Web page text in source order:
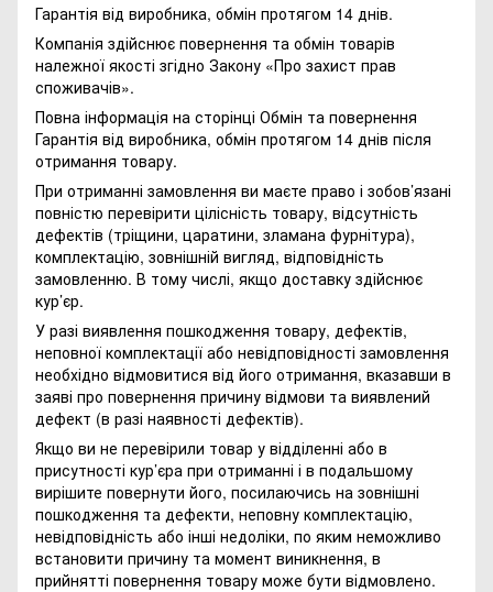
Гарантія від виробника, обмін протягом 14 днів.
Компанія здійснює повернення та обмін товарів
належної якості згідно Закону «Про захист прав
споживачів».
Повна інформація на сторінці Обмін та повернення
Гарантія від виробника, обмін протягом 14 днів після
отримання товару.
При отриманні замовлення ви маєте право і зобов’язані
повністю перевірити цілісність товару, відсутність
дефектів (тріщини, царатини, зламана фурнітура),
комплектацію, зовнішній вигляд, відповідність
замовленню. В тому числі, якщо доставку здійснює
кур’єр.
У разі виявлення пошкодження товару, дефектів,
неповної комплектації або невідповідності замовлення
необхідно відмовитися від його отримання, вказавши в
заяві про повернення причину відмови та виявлений
дефект (в разі наявності дефектів).
Якщо ви не перевірили товар у відділенні або в
присутності кур’єра при отриманні і в подальшому
вирішите повернути його, посилаючись на зовнішні
пошкодження та дефекти, неповну комплектацію,
невідповідність або інші недоліки, по яким неможливо
встановити причину та момент виникнення, в
прийнятті повернення товару може бути відмовлено.